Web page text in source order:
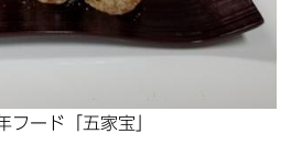
フード「五家宝」